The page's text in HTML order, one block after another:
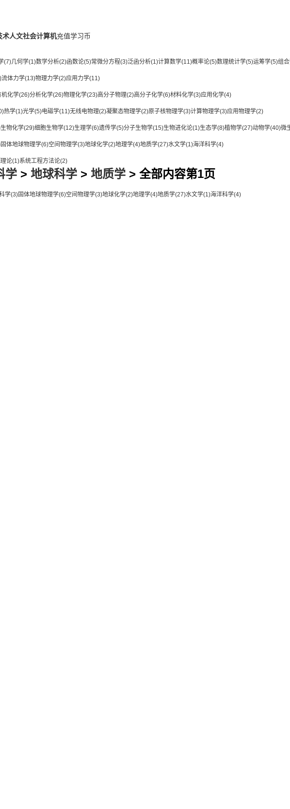
术人文社会计算机充值学习币
(7)几何学(1)数学分析(2)函数论(5)常微分方程(3)泛函分析(1)计算数学(11)概率论(5)数理统计学(5)运筹学(5)组
流体力学(13)物理力学(2)应用力学(11)
机化学(26)分析化学(26)物理化学(23)高分子物理(2)高分子化学(6)材料化学(3)应用化学(4)
热学(1)光学(5)电磁学(11)无线电物理(2)凝聚态物理学(2)原子核物理学(3)计算物理学(3)应用物理学(2)
生物化学(29)细胞生物学(12)生理学(6)遗传学(5)分子生物学(15)生物进化论(1)生态学(8)植物学(27)动物学(40)微
固体地球物理学(6)空间物理学(3)地球化学(2)地理学(4)地质学(27)水文学(1)海洋科学(4)
论(1)系统工程方法论(2)
学 > 地球科学 > 地质学 > 全部内容第1页
学(3)固体地球物理学(6)空间物理学(3)地球化学(2)地理学(4)地质学(27)水文学(1)海洋科学(4)